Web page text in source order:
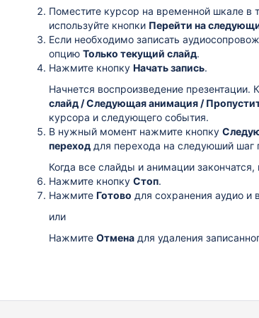
Поместите курсор на временной шкале в
используйте кнопки Перейти на
Если необходимо записать
опцию Только текущий слайд.
Нажмите кнопку Начать запись.
Начнется воспроизведение презентации.
слайд / Следующая анимация /
курсора и следующего события.
В нужный момент нажмите кнопку
переход для перехода на следуюший шаг
Когда все слайды и анимации закончатся,
Нажмите кнопку Стоп.
Нажмите Готово для сохранения аудио
или
Нажмите Отмена для удаления